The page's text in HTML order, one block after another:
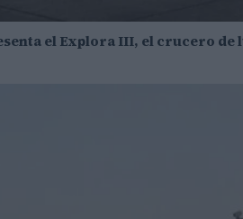
el Explora III, el crucero de